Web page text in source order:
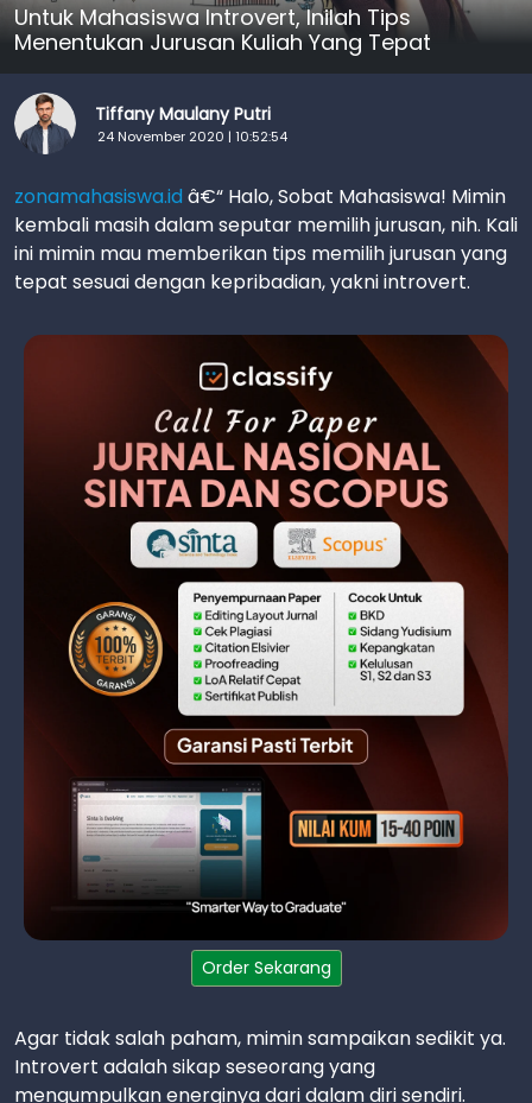
Untuk Mahasiswa Introvert, Inilah Tips
Menentukan Jurusan Kuliah Yang Tepat
Tiffany Maulany Putri
24 November 2020 | 10:52:54
zonamahasiswa.id â€“ Halo, Sobat Mahasiswa! Mimin
kembali masih dalam seputar memilih jurusan, nih. Kali
ini mimin mau memberikan tips memilih jurusan yang
tepat sesuai dengan kepribadian, yakni introvert.
Order Sekarang
Agar tidak salah paham, mimin sampaikan sedikit ya.
Introvert adalah sikap seseorang yang
mengumpulkan energinya dari dalam diri sendiri.